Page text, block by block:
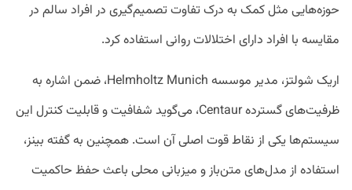
حوزه‌هایی مثل کمک به درک تفاوت تصمیم‌گیری در افراد سالم در
مقایسه با افراد دارای اختلالات روانی استفاده کرد.
اریک شولتز، مدیر موسسه Helmholtz Munich، ضمن اشاره به
ظرفیت‌های گسترده Centaur، می‌گوید شفافیت و قابلیت کنترل این
سیستم‌ها یکی از نقاط قوت اصلی آن است. همچنین به گفته بینز،
استفاده از مدل‌های متن‌باز و میزبانی محلی باعث حفظ حاکمیت